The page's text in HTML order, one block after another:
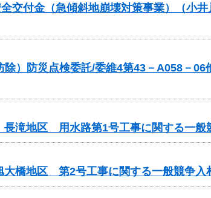
付金（急傾斜地崩壊対策事業）（小井
除）防災点検委託/委維4第43－A058－
滝地区 用水路第1号工事に関する一般
橋地区 第2号工事に関する一般競争入